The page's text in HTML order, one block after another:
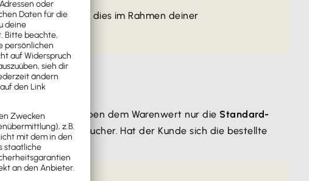
solltest du dies im Rahmen deiner
Verbraucher neben dem Warenwert nur dieStandard-
zum Verbraucher. Hat der Kunde sich die bestellte
als Händler.